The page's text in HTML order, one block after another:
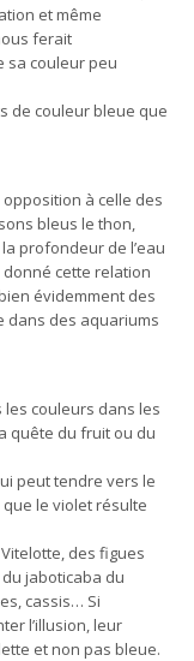
et même
ferait
sa couleur peu
de couleur bleue que
à celle des
bleus le thon,
profondeur de l’eau
cette relation
évidemment des
dans des aquariums
couleurs dans les
quête du fruit ou du
peut tendre vers le
le violet résulte
des figues
jaboticaba du
cassis… Si
l’illusion, leur
et non pas bleue.